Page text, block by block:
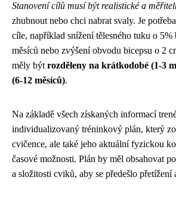
Stanovení cílů musí být realistické a
zhubnout nebo chci nabrat svaly. Je
cíle, například snížení tělesného tuku o 5%
měsíců nebo zvýšení obvodu bicepsu o 2
měly být rozděleny na krátkodobé (1-3
(6-12 měsíců).
Na základě všech získaných informací
individualizovaný tréninkový plán, který
cvičence, ale také jeho aktuální fyzickou
časové možnosti. Plán by měl obsahovat
a složitosti cviků, aby se předešlo přetížení